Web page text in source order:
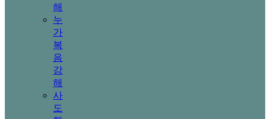
해
누
가
복
음
강
해
사
도